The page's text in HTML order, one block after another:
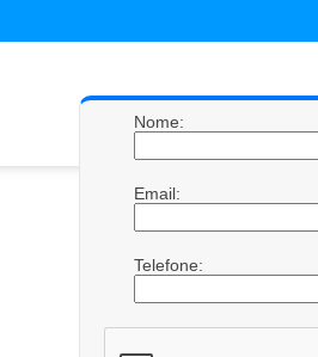
Nome:
Email:
Telefone: